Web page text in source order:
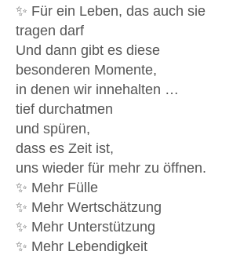
✨ Für ein Leben, das auch sie
tragen darf
Und dann gibt es diese
besonderen Momente,
in denen wir innehalten …
tief durchatmen
und spüren,
dass es Zeit ist,
uns wieder für mehr zu öffnen.
✨ Mehr Fülle
✨ Mehr Wertschätzung
✨ Mehr Unterstützung
✨ Mehr Lebendigkeit